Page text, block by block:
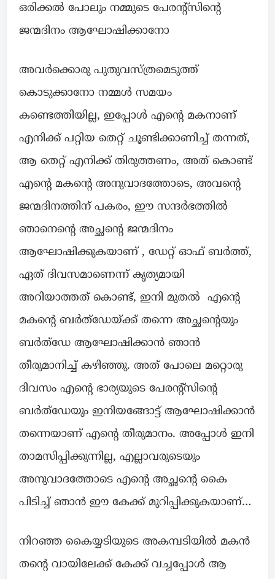
ഒരിക്കൽ പോലും നമ്മുടെ പേരൻ്റ്സിൻ്റെ
ജന്മദിനം ആഘോഷിക്കാനോ
അവർക്കൊരു പുതുവസ്ത്രമെടുത്ത്
കൊടുക്കാനോ നമ്മൾ സമയം
കണ്ടെത്തിയില്ല, ഇപ്പോൾ എൻ്റെ മകനാണ്
എനിക്ക് പറ്റിയ തെറ്റ് ചൂണ്ടിക്കാണിച്ച് തന്നത്,
ആ തെറ്റ് എനിക്ക് തിരുത്തണം, അത് കൊണ്ട്
എൻ്റെ മകൻ്റെ അനുവാദത്തോടെ, അവൻ്റെ
ജന്മദിനത്തിന് പകരം, ഈ സന്ദർഭത്തിൽ
ഞാനെൻ്റെ അച്ഛൻ്റെ ജന്മദിനം
ആഘോഷിക്കുകയാണ് , ഡേറ്റ് ഓഫ് ബർത്ത്,
ഏത് ദിവസമാണെന്ന് കൃത്യമായി
അറിയാത്തത് കൊണ്ട്, ഇനി മുതൽ എൻ്റെ
മകൻ്റെ ബർത്ഡേയ്ക്ക് തന്നെ അച്ഛൻ്റെയും
ബർത്ഡേ ആഘോഷിക്കാൻ ഞാൻ
തീരുമാനിച്ച് കഴിഞ്ഞു. അത് പോലെ മറ്റൊരു
ദിവസം എൻ്റെ ഭാര്യയുടെ പേരൻ്റ്സിൻ്റെ
ബർത്ഡേയും ഇനിയങ്ങോട്ട് ആഘോഷിക്കാൻ
തന്നെയാണ് എൻ്റെ തീരുമാനം. അപ്പോൾ ഇനി
താമസിപ്പിക്കുന്നില്ല, എല്ലാവരുടെയും
അനുവാദത്തോടെ എൻ്റെ അച്ഛൻ്റെ കൈ
പിടിച്ച് ഞാൻ ഈ കേക്ക് മുറിപ്പിക്കുകയാണ്…
നിറഞ്ഞ കൈയ്യടിയുടെ അകമ്പടിയിൽ മകൻ
തൻ്റെ വായിലേക്ക് കേക്ക് വച്ചപ്പോൾ ആ